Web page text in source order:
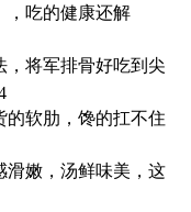
，吃的健康还解
，将军排骨好吃到尖
的软肋，馋的扛不住
滑嫩，汤鲜味美，这